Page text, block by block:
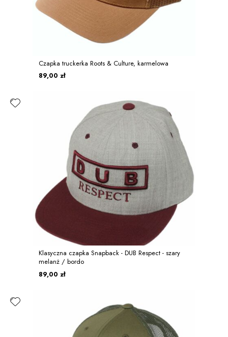
Czapka truckerka Roots & Culture, karmelowa
89,00 zł
Klasyczna czapka Snapback - DUB Respect - szary
melanż / bordo
89,00 zł